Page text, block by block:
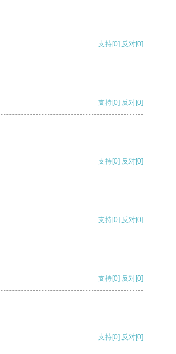
支持[0] 反对[0]
支持[0] 反对[0]
支持[0] 反对[0]
支持[0] 反对[0]
支持[0] 反对[0]
支持[0] 反对[0]